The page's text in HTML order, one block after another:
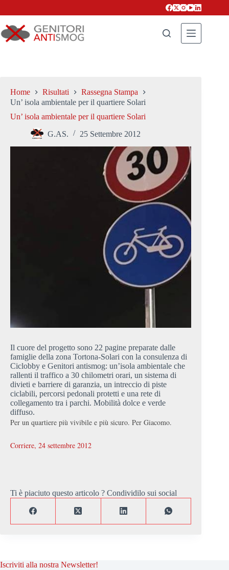
Home Risultati
Rassegna Stampa
Un’ isola ambientale per il quartiere Solari
Un’ isola ambientale per il quartiere Solari
G.AS. 25 Settembre 2012
Il cuore del progetto sono 22 pagine preparate dalle
famiglie della zona Tortona-Solari con la consulenza di
Ciclobby e Genitori antismog: un’isola ambientale che
rallenti il traffico a 30 chilometri orari, un sistema di
divieti e barriere di garanzia, un intreccio di piste
ciclabili, percorsi pedonali protetti e una rete di
collegamento tra i parchi. Mobilità dolce e verde
diffuso.
Per un quartiere più vivibile e più sicuro. Per Giacomo.
Corriere, 24 settembre 2012
Ti è piaciuto questo articolo ? Condividilo sui social
Iscriviti alla nostra Newsletter!